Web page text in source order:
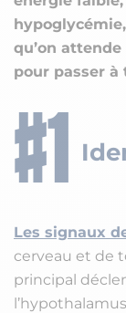
qu’on
pour passer à
Les signaux
cerveau et de
principal